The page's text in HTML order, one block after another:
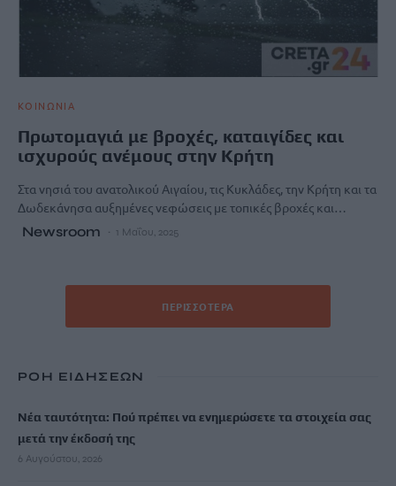
ΚΟΙΝΩΝΙΑ
Πρωτομαγιά με βροχές, καταιγίδες και
ισχυρούς ανέμους στην Κρήτη
Στα νησιά του ανατολικού Αιγαίου, τις Κυκλάδες, την Κρήτη και τα
Δωδεκάνησα αυξημένες νεφώσεις με τοπικές βροχές και…
Newsroom 1 Μαΐου, 2025
ΠΕΡΙΣΣΌΤΕΡΑ
ΡΟΗ ΕΙΔΗΣΕΩΝ
Νέα ταυτότητα: Πού πρέπει να ενημερώσετε τα στοιχεία σας
μετά την έκδοσή της
6 Αυγούστου, 2026